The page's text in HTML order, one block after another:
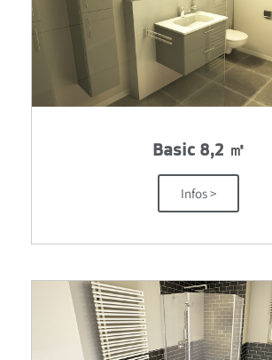
Basic 8,2 ㎡
Infos >